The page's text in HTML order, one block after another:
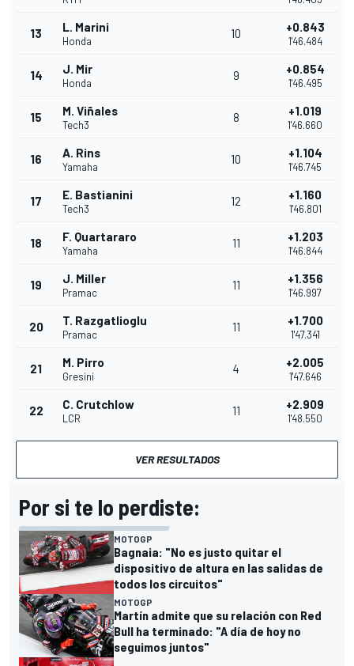
13 L. Marini
Honda
10 +0.843
1'46.484
14 J. Mir
Honda
9 +0.854
1'46.495
15 M. Viñales
Tech3
8 +1.019
1'46.660
16 A. Rins
Yamaha
10 +1.104
1'46.745
17 E. Bastianini
Tech3
12 +1.160
1'46.801
18 F. Quartararo
Yamaha
11 +1.203
1'46.844
19 J. Miller
Pramac
11 +1.356
1'46.997
20 T. Razgatlioglu
Pramac
11 +1.700
1'47.341
21 M. Pirro
Gresini
4 +2.005
1'47.646
22 C. Crutchlow
LCR
11 +2.909
1'48.550
VER RESULTADOS
Por si te lo perdiste:
MOTOGP
Bagnaia: "No es justo quitar el
dispositivo de altura en las salidas de
todos los circuitos"
MOTOGP
Martín admite que su relación con Red
Bull ha terminado: "A día de hoy no
seguimos juntos"